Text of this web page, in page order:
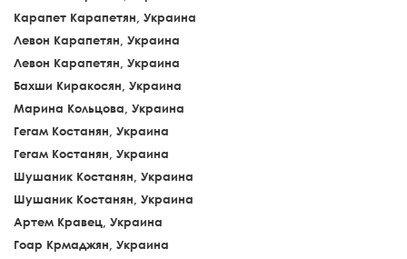
Карапет Карапетян, Украина
Левон Карапетян, Украина
Левон Карапетян, Украина
Бахши Киракосян, Украина
Марина Кольцова, Украина
Гегам Костанян, Украина
Гегам Костанян, Украина
Шушаник Костанян, Украина
Шушаник Костанян, Украина
Артем Кравец, Украина
Гоар Крмаджян, Украина